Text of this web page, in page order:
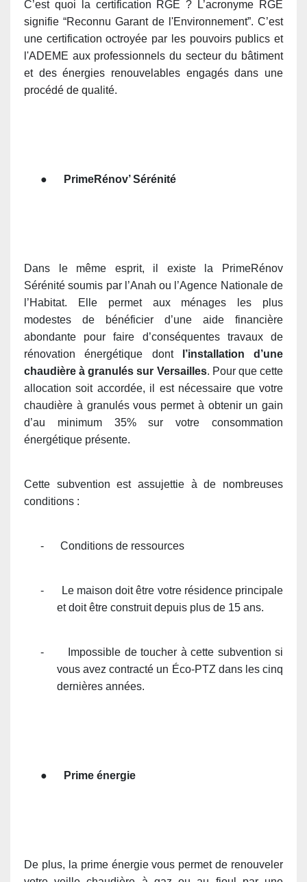
C’est quoi la certification RGE ?
L’acronyme RGE
signifie “Reconnu Garant de l'Environnement”. C’est
une certification octroyée par les pouvoirs publics et
l'ADEME aux professionnels du secteur du bâtiment
et des énergies renouvelables engagés dans une
procédé de qualité.
● PrimeRénov’ Sérénité
Dans le même esprit, il existe la PrimeRénov
Sérénité soumis par l’Anah ou l’Agence Nationale de
l’Habitat. Elle permet aux ménages les plus
modestes de bénéficier d’une aide financière
abondante pour faire d’conséquentes travaux de
rénovation énergétique dont
l’installation d’une
chaudière à granulés sur Versailles. Pour que cette
allocation soit accordée, il est nécessaire que votre
chaudière à granulés vous permet à obtenir un gain
d’au minimum 35% sur votre consommation
énergétique présente.
Cette subvention est assujettie à de nombreuses
conditions :
- Conditions de ressources
-
Le maison doit être votre résidence principale
et doit être construit depuis plus de 15 ans.
-
Impossible de toucher à cette subvention si
vous avez contracté un Éco-PTZ dans les cinq
dernières années.
● Prime énergie
De plus, la prime énergie vous permet de renouveler